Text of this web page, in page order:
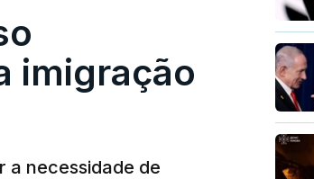
imigração
a necessidade de